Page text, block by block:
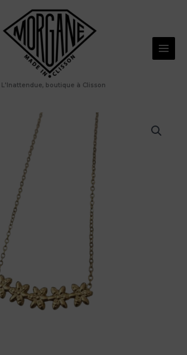
L'Inattendue, boutique à Clisson